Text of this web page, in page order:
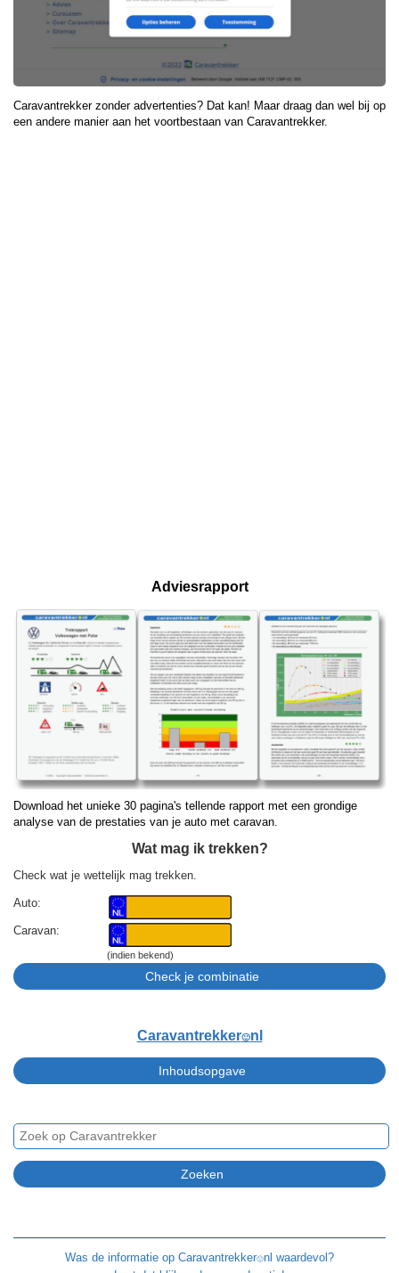
Caravantrekker zonder advertenties? Dat kan! Maar draag dan wel bij op
een andere manier aan het voortbestaan van Caravantrekker.
Adviesrapport
Download het unieke 30 pagina's tellende rapport met een grondige
analyse van de prestaties van je auto met caravan.
Wat mag ik trekken?
Check wat je wettelijk mag trekken.
Auto:
Caravan:
(indien bekend)
Caravantrekker🙂nl
Was de informatie op Caravantrekker🙂nl waardevol?